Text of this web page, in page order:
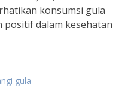
konsumsi gula
positif dalam kesehatan
gula